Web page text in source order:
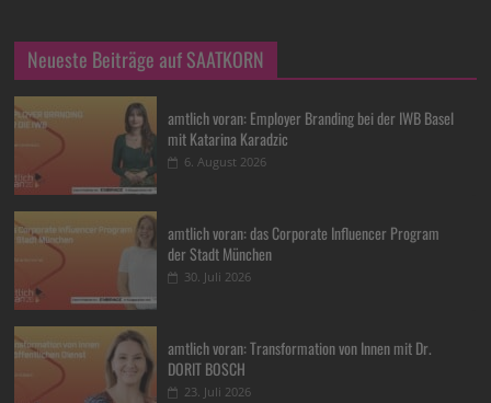
Neueste Beiträge auf SAATKORN
amtlich voran: Employer Branding bei der IWB Basel
mit Katarina Karadzic
6. August 2026
amtlich voran: das Corporate Influencer Program
der Stadt München
30. Juli 2026
amtlich voran: Transformation von Innen mit Dr.
DORIT BOSCH
23. Juli 2026